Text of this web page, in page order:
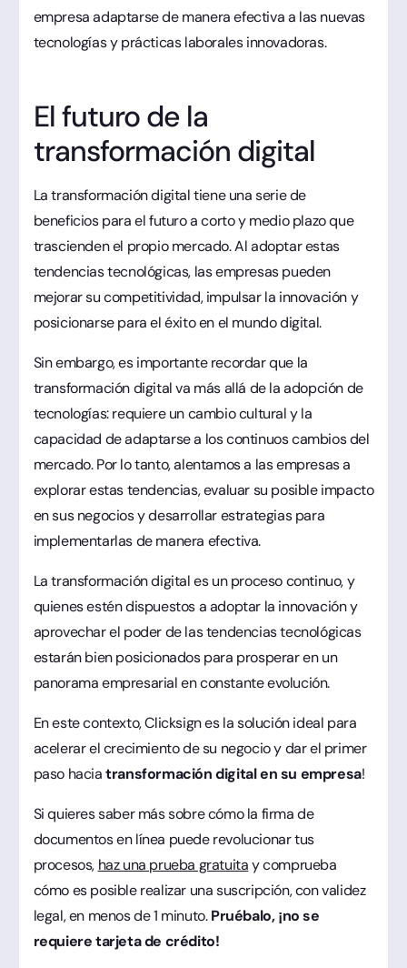
empresa adaptarse de manera efectiva a las nuevas
tecnologías y prácticas laborales innovadoras.
El futuro de la
transformación digital
La transformación digital tiene una serie de
beneficios para el futuro a corto y medio plazo que
trascienden el propio mercado. Al adoptar estas
tendencias tecnológicas, las empresas pueden
mejorar su competitividad, impulsar la innovación y
posicionarse para el éxito en el mundo digital.
Sin embargo, es importante recordar que la
transformación digital va más allá de la adopción de
tecnologías: requiere un cambio cultural y la
capacidad de adaptarse a los continuos cambios del
mercado. Por lo tanto, alentamos a las empresas a
explorar estas tendencias, evaluar su posible impacto
en sus negocios y desarrollar estrategias para
implementarlas de manera efectiva.
La transformación digital es un proceso continuo, y
quienes estén dispuestos a adoptar la innovación y
aprovechar el poder de las tendencias tecnológicas
estarán bien posicionados para prosperar en un
panorama empresarial en constante evolución.
En este contexto, Clicksign es la solución ideal para
acelerar el crecimiento de su negocio y dar el primer
paso haciatransformación digital en su empresa!
Si quieres saber más sobre cómo la firma de
documentos en línea puede revolucionar tus
procesos, haz una prueba gratuitay comprueba
cómo es posible realizar una suscripción, con validez
legal, en menos de 1 minuto.Pruébalo, ¡no se
requiere tarjeta de crédito!